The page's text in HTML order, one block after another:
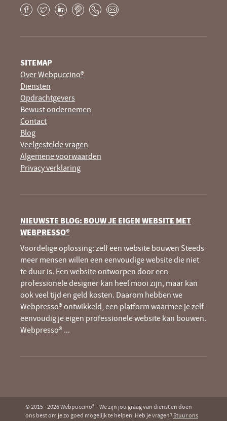
SITEMAP
Over Webpuccino®
Diensten
Opdrachtgevers
Bewust ondernemen
Contact
Blog
Veelgestelde vragen
Algemene voorwaarden
Privacy verklaring
NIEUWSTE BLOG: BOUW JE EIGEN WEBSITE MET
WEBPRESSO®
Voordelige oplossing: zelf een website bouwen Steeds
meer mensen willen een eenvoudige website die niet
te duur is. Een website ontworpen door een
professionele designer kan heel mooi zijn, maar kan
ook veel tijd en geld kosten. Daarom hebben we
Webpresso® ontwikkeld, een platform waarmee je zelf
eenvoudig je eigen professionele website kan bouwen.
Webpresso® ...
© 2015 - 2026 Webpuccino®– We zijn jou graag van dienst en doen
ons best om je zo goed mogelijk te helpen. Heb je vragen?Stuur ons